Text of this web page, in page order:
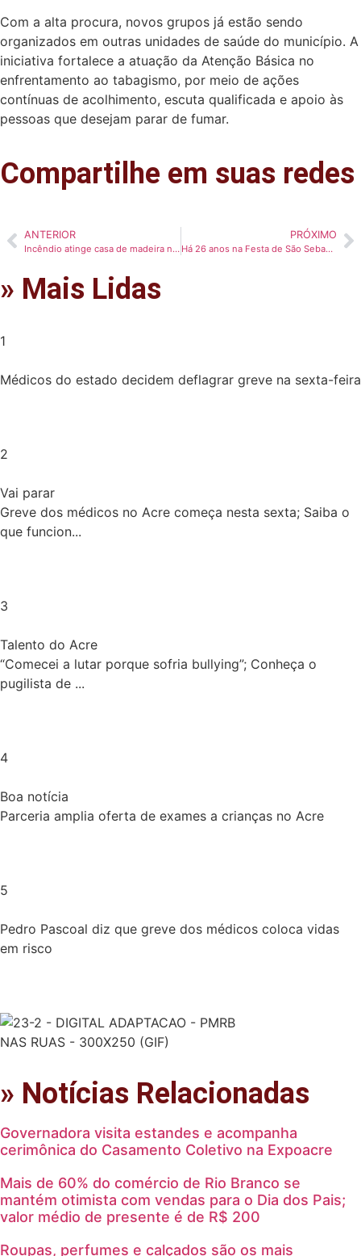
Com a alta procura, novos grupos já estão sendo
organizados em outras unidades de saúde do município. A
iniciativa fortalece a atuação da Atenção Básica no
enfrentamento ao tabagismo, por meio de ações
contínuas de acolhimento, escuta qualificada e apoio às
pessoas que desejam parar de fumar.
Compartilhe em suas redes
ANTERIOR
Incêndio atinge casa de madeira no Wanderley Dantas
PRÓXIMO
Há 26 anos na Festa de São Sebastião, ‘seu Fidel’ faz de pastelaria um símbolo de tradição e trabalho em Xapuri
» Mais Lidas
1
Médicos do estado decidem deflagrar greve na sexta-feira
2
Vai parar
Greve dos médicos no Acre começa nesta sexta; Saiba o
que funcion...
3
Talento do Acre
“Comecei a lutar porque sofria bullying”; Conheça o
pugilista de ...
4
Boa notícia
Parceria amplia oferta de exames a crianças no Acre
5
Pedro Pascoal diz que greve dos médicos coloca vidas
em risco
» Notícias Relacionadas
Governadora visita estandes e acompanha
cerimônica do Casamento Coletivo na Expoacre
Mais de 60% do comércio de Rio Branco se
mantém otimista com vendas para o Dia dos Pais;
valor médio de presente é de R$ 200
Roupas, perfumes e calçados são os mais